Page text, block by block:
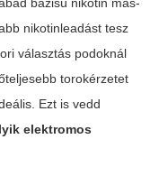
bázisú nikotin más-
nikotinleadást tesz
választás podoknál
torokérzetet
Ezt is vedd
elektromos